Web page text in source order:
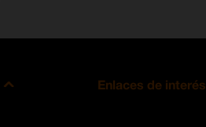
Enlaces de interés